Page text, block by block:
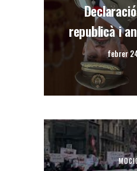
republicà i
febrer